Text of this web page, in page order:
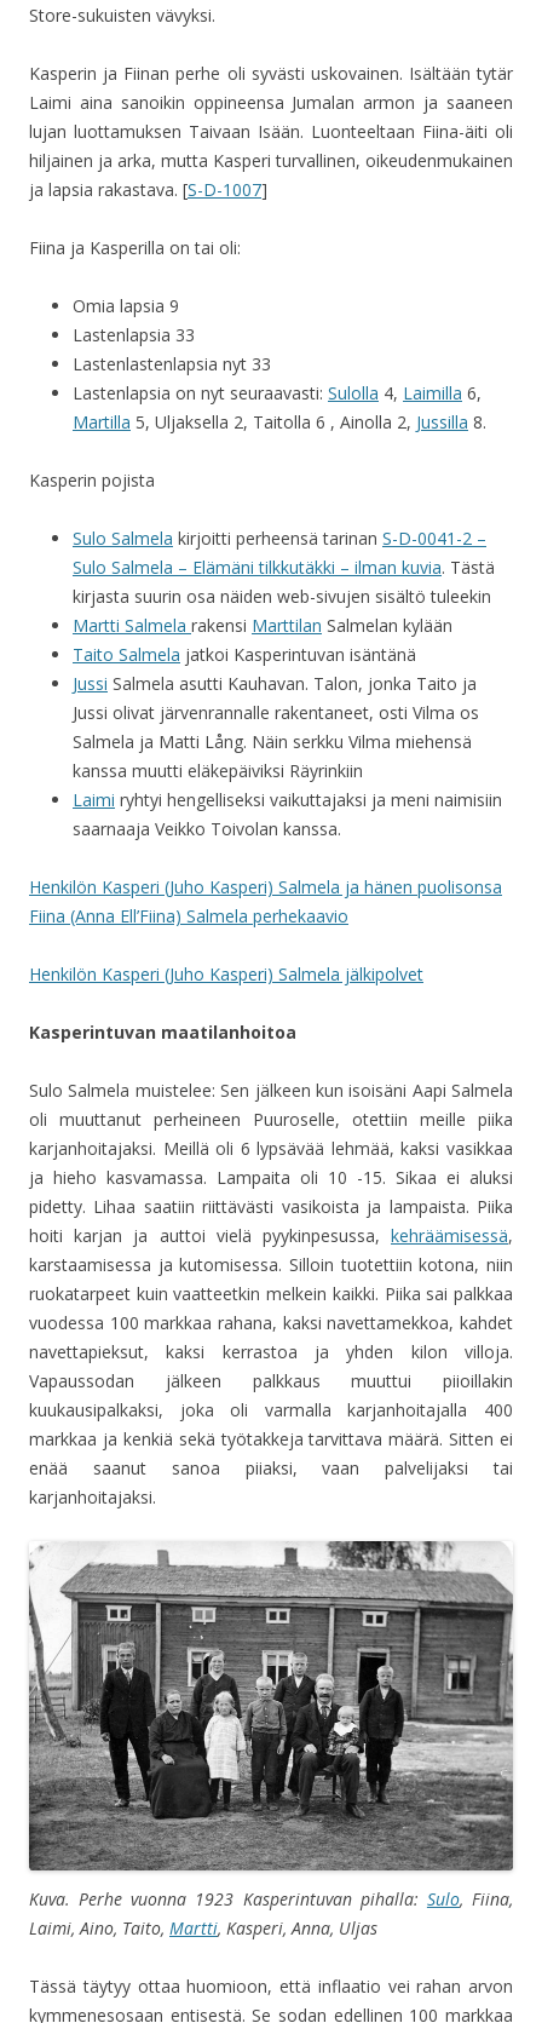
Store-sukuisten vävyksi.
Kasperin ja Fiinan perhe oli syvästi uskovainen. Isältään tytär
Laimi aina sanoikin oppineensa Jumalan armon ja saaneen
lujan luottamuksen Taivaan Isään. Luonteeltaan Fiina-äiti oli
hiljainen ja arka, mutta Kasperi turvallinen, oikeudenmukainen
ja lapsia rakastava. [S-D-1007]
Fiina ja Kasperilla on tai oli:
Omia lapsia 9
Lastenlapsia 33
Lastenlastenlapsia nyt 33
Lastenlapsia on nyt seuraavasti: Sulolla 4, Laimilla 6,
Martilla 5, Uljaksella 2, Taitolla 6 , Ainolla 2, Jussilla 8.
Kasperin pojista
Sulo Salmela kirjoitti perheensä tarinan S-D-0041-2 –
Sulo Salmela – Elämäni tilkkutäkki – ilman kuvia. Tästä
kirjasta suurin osa näiden web-sivujen sisältö tuleekin
Martti Salmela rakensi Marttilan Salmelan kylään
Taito Salmela jatkoi Kasperintuvan isäntänä
Jussi Salmela asutti Kauhavan. Talon, jonka Taito ja
Jussi olivat järvenrannalle rakentaneet, osti Vilma os
Salmela ja Matti Lång. Näin serkku Vilma miehensä
kanssa muutti eläkepäiviksi Räyrinkiin
Laimi ryhtyi hengelliseksi vaikuttajaksi ja meni naimisiin
saarnaaja Veikko Toivolan kanssa.
Henkilön Kasperi (Juho Kasperi) Salmela ja hänen puolisonsa
Fiina (Anna Ell’Fiina) Salmela perhekaavio
Henkilön Kasperi (Juho Kasperi) Salmela jälkipolvet
Kasperintuvan maatilanhoitoa
Sulo Salmela muistelee: Sen jälkeen kun isoisäni Aapi Salmela
oli muuttanut perheineen Puuroselle, otettiin meille piika
karjanhoitajaksi. Meillä oli 6 lypsävää lehmää, kaksi vasikkaa
ja hieho kasvamassa. Lampaita oli 10 -15. Sikaa ei aluksi
pidetty. Lihaa saatiin riittävästi vasikoista ja lampaista. Piika
hoiti karjan ja auttoi vielä pyykinpesussa, kehräämisessä,
karstaamisessa ja kutomisessa. Silloin tuotettiin kotona, niin
ruokatarpeet kuin vaatteetkin melkein kaikki. Piika sai palkkaa
vuodessa 100 markkaa rahana, kaksi navettamekkoa, kahdet
navettapieksut, kaksi kerrastoa ja yhden kilon villoja.
Vapaussodan jälkeen palkkaus muuttui piioillakin
kuukausipalkaksi, joka oli varmalla karjanhoitajalla 400
markkaa ja kenkiä sekä työtakkeja tarvittava määrä. Sitten ei
enää saanut sanoa piiaksi, vaan palvelijaksi tai
karjanhoitajaksi.
Kuva. Perhevuonna 1923 Kasperintuvan pihalla: Sulo, Fiina,
Laimi, Aino, Taito, Martti, Kasperi, Anna, Uljas
Tässä täytyy ottaa huomioon, että inflaatio vei rahan arvon
kymmenesosaan entisestä. Se sodan edellinen 100 markkaa